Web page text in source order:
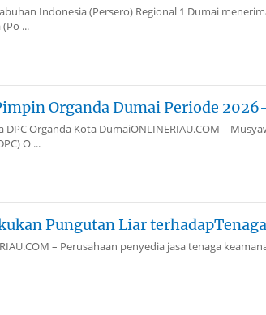
Indonesia (Persero) Regional 1 Dumai
...
Organda Dumai Periode
DPC Organda Kota DumaiONLINERIAU.COM –
O ...
Pungutan Liar
– Perusahaan penyedia jasa tenaga